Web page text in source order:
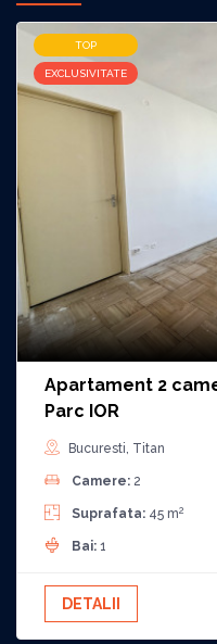
TOP
EXCLUSIVITATE
Apartament 2
Parc IOR
Bucuresti, Titan
Camere: 2
Suprafata: 45 m2
Bai: 1
DETALII